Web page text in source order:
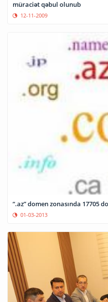
müraciət qəbul olunub
12-11-2009
“.az” domen zonasında 17705
01-03-2013